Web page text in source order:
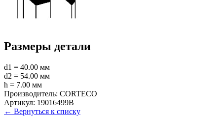
Размеры детали
d1 = 40.00 мм
d2 = 54.00 мм
h = 7.00 мм
Производитель: CORTECO
Артикул: 19016499B
← Вернуться к списку